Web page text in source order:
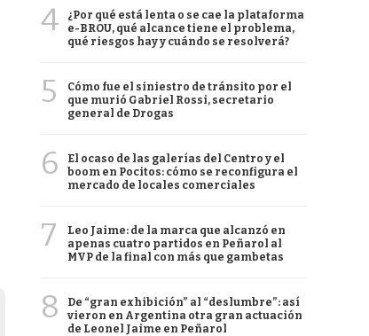
4
¿Por qué está lenta o se cae la plataforma
e-BROU, qué alcance tiene el problema,
qué riesgos hay y cuándo se resolverá?
5
Cómo fue el siniestro de tránsito por el
que murió Gabriel Rossi, secretario
general de Drogas
6
El ocaso de las galerías del Centro y el
boom en Pocitos: cómo se reconfigura el
mercado de locales comerciales
7
Leo Jaime: de la marca que alcanzó en
apenas cuatro partidos en Peñarol al
MVP de la final con más que gambetas
8
De “gran exhibición” al “deslumbre”: así
vieron en Argentina otra gran actuación
de Leonel Jaime en Peñarol